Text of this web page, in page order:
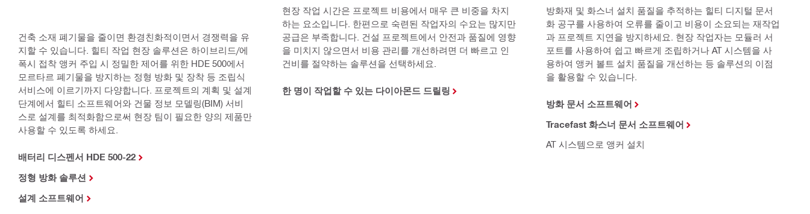
건축 소재 폐기물을 줄이면 환경친화적이면서 경쟁력을 유
지할 수 있습니다. 힐티 작업 현장 솔루션은 하이브리드/에
폭시 접착 앵커 주입 시 정밀한 제어를 위한 HDE 500에서
모르타르 폐기물을 방지하는 정형 방화 및 장착 등 조립식
서비스에 이르기까지 다양합니다. 프로젝트의 계획 및 설계
단계에서 힐티 소프트웨어와 건물 정보 모델링(BIM) 서비
스로 설계를 최적화함으로써 현장 팀이 필요한 양의 제품만
사용할 수 있도록 하세요.
배터리 디스펜서 HDE 500-22
정형 방화 솔루션
설계 소프트웨어
현장 작업 시간은 프로젝트 비용에서 매우 큰 비중을 차지
하는 요소입니다. 한편으로 숙련된 작업자의 수요는 많지만
공급은 부족합니다. 건설 프로젝트에서 안전과 품질에 영향
을 미치지 않으면서 비용 관리를 개선하려면 더 빠르고 인
건비를 절약하는 솔루션을 선택하세요.
한 명이 작업할 수 있는 다이아몬드 드릴링
방화재 및 화스너 설치 품질을 추적하는 힐티 디지털 문서
화 공구를 사용하여 오류를 줄이고 비용이 소요되는 재작업
과 프로젝트 지연을 방지하세요. 현장 작업자는 모듈러 서
포트를 사용하여 쉽고 빠르게 조립하거나 AT 시스템을 사
용하여 앵커 볼트 설치 품질을 개선하는 등 솔루션의 이점
을 활용할 수 있습니다.
방화 문서 소프트웨어
Tracefast 화스너 문서 소프트웨어
AT 시스템으로 앵커 설치